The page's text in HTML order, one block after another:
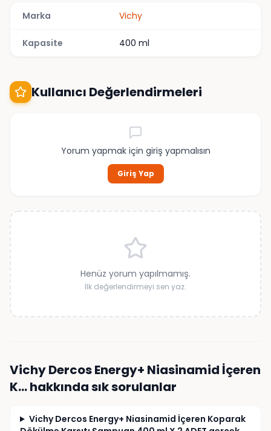
Marka Vichy
Kapasite 400 ml
Kullanıcı Değerlendirmeleri
Yorum yapmak için giriş yapmalısın
Giriş Yap
Henüz yorum yapılmamış.
İlk değerlendirmeyi sen yaz.
Vichy Dercos Energy+ Niasinamid İçeren
K…hakkında sık sorulanlar
Vichy Dercos Energy+ Niasinamid İçeren Koparak